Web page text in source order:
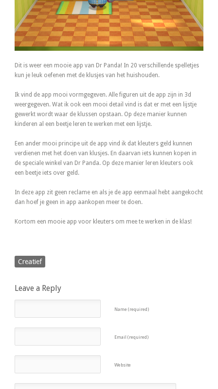
Dit is weer een mooie app van Dr Panda! In 20 verschillende spelletjes
kun je leuk oefenen met de klusjes van het huishouden.
Ik vind de app mooi vormgegeven. Alle figuren uit de app zijn in 3d
weergegeven. Wat ik ook een mooi detail vind is dat er met een lijstje
gewerkt wordt waar de klussen opstaan. Op deze manier kunnen
kinderen al een beetje leren te werken met een lijstje.
Een ander mooi principe uit de app vind ik dat kleuters geld kunnen
verdienen met het doen van klusjes. En daarvan iets kunnen kopen in
de speciale winkel van Dr Panda. Op deze manier leren kleuters ook
een beetje iets over geld.
In deze app zit geen reclame en als je de app eenmaal hebt aangekocht
dan hoef je geen in app aankopen meer te doen.
Kortom een mooie app voor kleuters om mee te werken in de klas!
Creatief
Leave a Reply
Name (required)
Email (required)
Website